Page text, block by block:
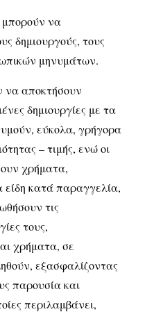
μπορούν να
δημιουργούς, τους
μηνυμάτων.
να αποκτήσουν
δημιουργίες με τα
εύκολα, γρήγορα
– τιμής, ενώ οι
χρήματα,
είδη κατά παραγγελία,
τις
τους,
χρήματα, σε
εξασφαλίζοντας
παρουσία και
περιλαμβάνει,